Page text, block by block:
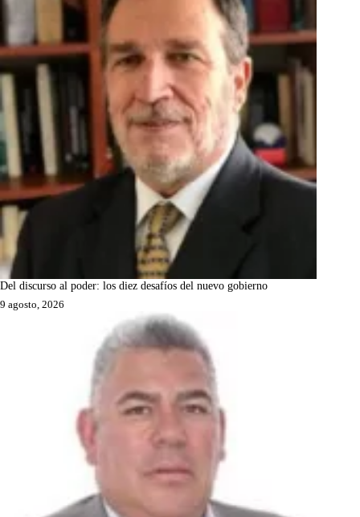
Del discurso al poder: los diez desafíos del nuevo gobierno
9 agosto, 2026